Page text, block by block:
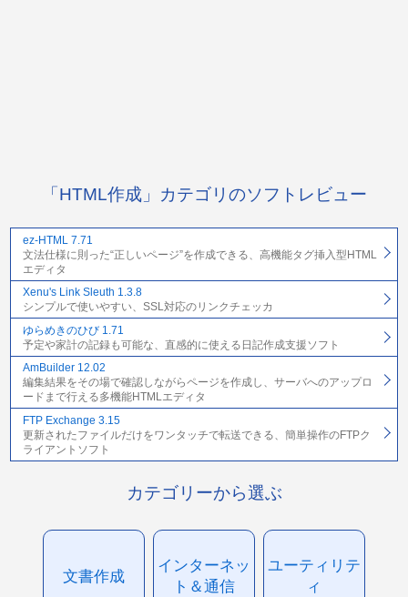
「HTML作成」カテゴリのソフトレビュー
ez-HTML 7.71
文法仕様に則った“正しいページ”を作成できる、高機能タグ挿入型HTML
エディタ
Xenu's Link Sleuth 1.3.8
シンプルで使いやすい、SSL対応のリンクチェッカ
ゆらめきのひび 1.71
予定や家計の記録も可能な、直感的に使える日記作成支援ソフト
AmBuilder 12.02
編集結果をその場で確認しながらページを作成し、サーバへのアップロ
ードまで行える多機能HTMLエディタ
FTP Exchange 3.15
更新されたファイルだけをワンタッチで転送できる、簡単操作のFTPク
ライアントソフト
カテゴリーから選ぶ
文書作成
インターネッ
ト＆通信
ユーティリテ
ィ